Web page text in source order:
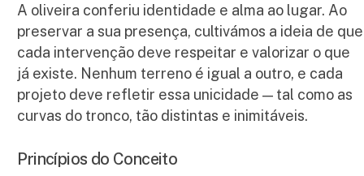
A oliveira conferiu identidade e alma ao lugar. Ao
preservar a sua presença, cultivámos a ideia de que
cada intervenção deve respeitar e valorizar o que
já existe. Nenhum terreno é igual a outro, e cada
projeto deve refletir essa unicidade — tal como as
curvas do tronco, tão distintas e inimitáveis.
Princípios do Conceito